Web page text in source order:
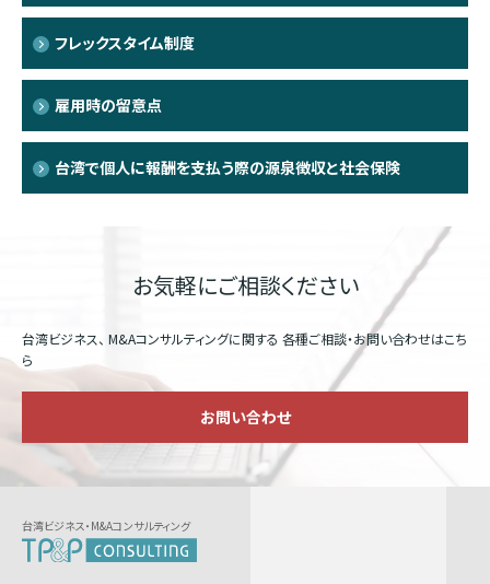
フレックスタイム制度
雇用時の留意点
台湾で個人に報酬を支払う際の源泉徴収と社会保険
お気軽にご相談ください
台湾ビジネス、 M&Aコンサルティングに関する 各種ご相談・お問い合わせはこち
ら
お問い合わせ
台湾ビジネス・M&Aコンサルティング